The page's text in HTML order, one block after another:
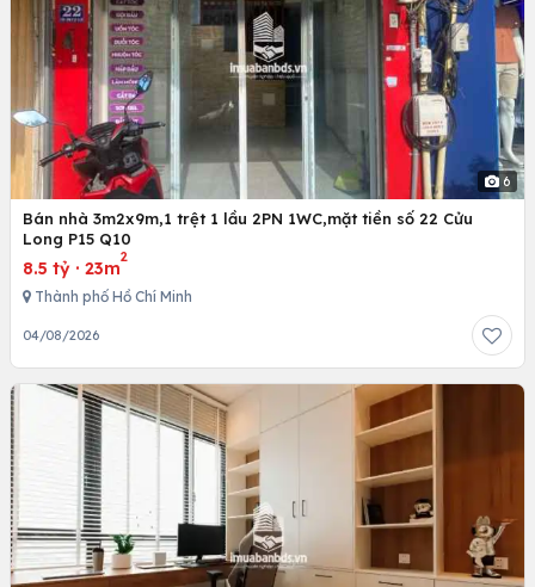
6
Bán nhà 3m2x9m,1 trệt 1 lầu 2PN 1WC,mặt tiền số 22 Cửu
Long P15 Q10
8.5 tỷ · 23m
2
Thành phố Hồ Chí Minh
04/08/2026